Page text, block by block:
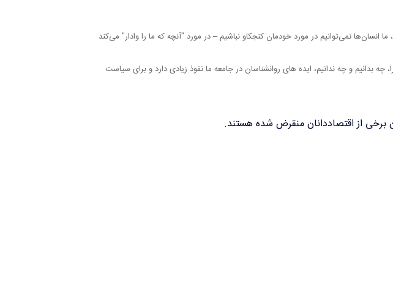
انسان‌ها نمی‌توانیم در مورد خودمان کنجکاو نباشیم – در مورد آنچه که ما را وادار می‌کند
بدانیم و چه ندانیم، ایده های روانشناسان در جامعه ما نفوذ زیادی دارد و برای سیاست
برخی از اقتصاددانان منقرض شده هستند.